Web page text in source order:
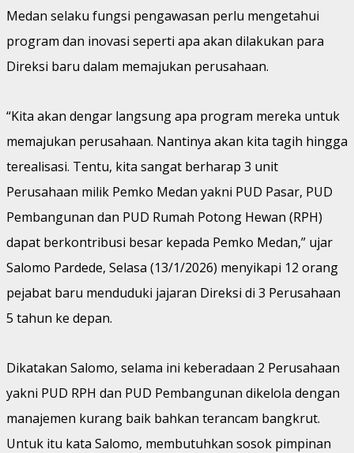
Medan selaku fungsi pengawasan perlu mengetahui
program dan inovasi seperti apa akan dilakukan para
Direksi baru dalam memajukan perusahaan.
“Kita akan dengar langsung apa program mereka untuk
memajukan perusahaan. Nantinya akan kita tagih hingga
terealisasi. Tentu, kita sangat berharap 3 unit
Perusahaan milik Pemko Medan yakni PUD Pasar, PUD
Pembangunan dan PUD Rumah Potong Hewan (RPH)
dapat berkontribusi besar kepada Pemko Medan,” ujar
Salomo Pardede, Selasa (13/1/2026) menyikapi 12 orang
pejabat baru menduduki jajaran Direksi di 3 Perusahaan
5 tahun ke depan.
Dikatakan Salomo, selama ini keberadaan 2 Perusahaan
yakni PUD RPH dan PUD Pembangunan dikelola dengan
manajemen kurang baik bahkan terancam bangkrut.
Untuk itu kata Salomo, membutuhkan sosok pimpinan